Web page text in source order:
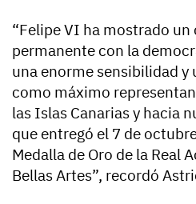
“Felipe VI ha mostrado
permanente con la
una enorme sensibilidad y
como máximo
las Islas Canarias y hacia
que entregó el 7 de
Medalla de Oro de la Real
Bellas Artes”, recordó